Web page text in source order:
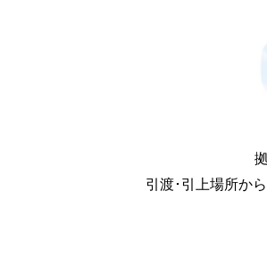
引渡･引上場所か